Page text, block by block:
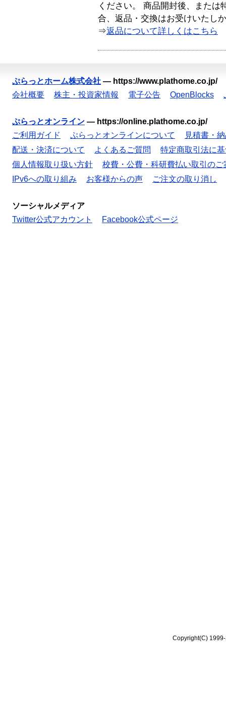
ください。 商品開封後、または
合、返品・交換はお受けいたし
⇒返品について詳しくはこちら
ぷらっとホーム株式会社 — https://www.plathome.co.jp/
会社概要
株主・投資家情報 電子公告 OpenBlocks
ぷらっとオンライン — https://online.plathome.co.jp/
ご利用ガイド
ぷらっとオンラインについて
見積書・
配送・決済について
よくあるご質問
特定商取引法に
個人情報取り扱い方針
校費・公費・科研費払い取引のご
IPv6への取り組み
お客様からの声 ご注文の取り消し
ソーシャルメディア
Twitter公式アカウント
Facebook公式ページ
Copyright(C)